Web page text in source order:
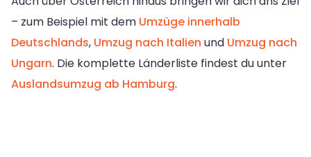
– zum Beispiel mit dem Umzüge innerhalb
Deutschlands, Umzug nach Italien und Umzug nach
Ungarn. Die komplette Länderliste findest du unter
Auslandsumzug ab Hamburg.